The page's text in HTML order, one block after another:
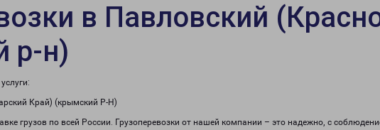
в Павловский
р-н)
Край) (крымский Р-Н)
грузов по всей России. Грузоперевозки от нашей компании – это надежно, с